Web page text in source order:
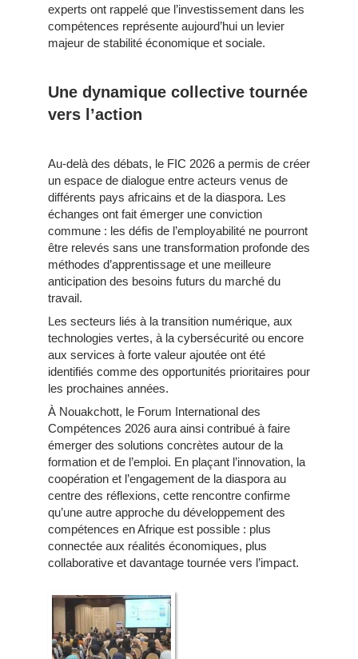
experts ont rappelé que l’investissement dans les
compétences représente aujourd’hui un levier
majeur de stabilité économique et sociale.
Une dynamique collective tournée
vers l’action
Au-delà des débats, le FIC 2026 a permis de créer
un espace de dialogue entre acteurs venus de
différents pays africains et de la diaspora. Les
échanges ont fait émerger une conviction
commune : les défis de l’employabilité ne pourront
être relevés sans une transformation profonde des
méthodes d’apprentissage et une meilleure
anticipation des besoins futurs du marché du
travail.
Les secteurs liés à la transition numérique, aux
technologies vertes, à la cybersécurité ou encore
aux services à forte valeur ajoutée ont été
identifiés comme des opportunités prioritaires pour
les prochaines années.
À Nouakchott, le Forum International des
Compétences 2026 aura ainsi contribué à faire
émerger des solutions concrètes autour de la
formation et de l’emploi. En plaçant l’innovation, la
coopération et l’engagement de la diaspora au
centre des réflexions, cette rencontre confirme
qu’une autre approche du développement des
compétences en Afrique est possible : plus
connectée aux réalités économiques, plus
collaborative et davantage tournée vers l’impact.